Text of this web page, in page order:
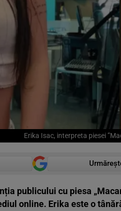
Erika Isac, interpreta piesei
publicului cu piesa
online. Erika este o